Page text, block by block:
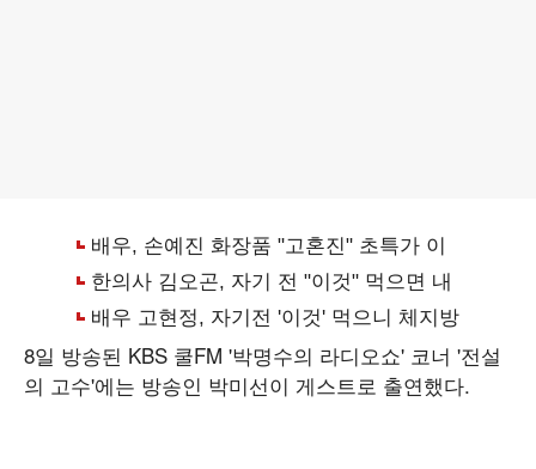
8일 방송된 KBS 쿨FM '박명수의 라디오쇼' 코너 '전설
의 고수'에는 방송인 박미선이 게스트로 출연했다.